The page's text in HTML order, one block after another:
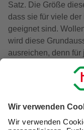
Satz. Die Größe
dass sie für viele
geeignet sind.
wird diese
ausreichen, denn
spezielle
Die klassischen